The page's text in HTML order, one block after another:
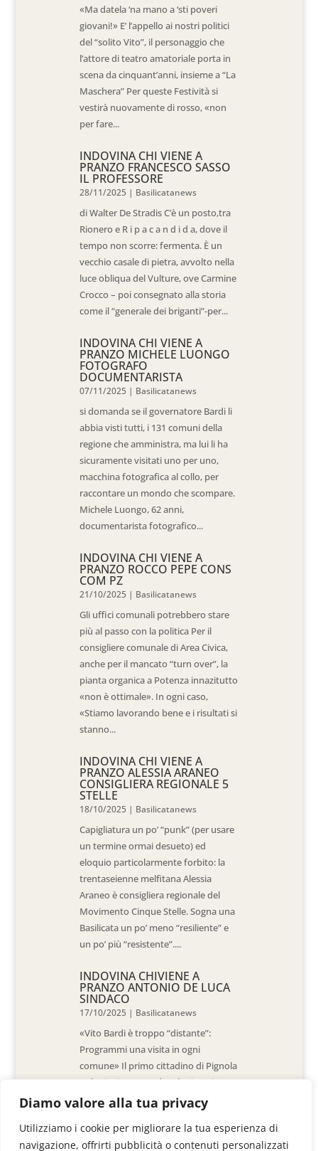
Diamo valore alla tua privacy
Utilizziamo i cookie per migliorare la tua esperienza di
navigazione, offrirti pubblicità o contenuti personalizzati
«Ma datela ‘na mano a ‘sti poveri
giovani!» E’ l’appello ai nostri politici
del “solito Vito”, il personaggio che
l’attore di teatro amatoriale porta in
scena da cinquant’anni, insieme a “La
Maschera” Per queste Festività si
vestirà nuovamente di rosso, «non
per fare...
INDOVINA CHI VIENE A
PRANZO FRANCESCO SASSO
IL PROFESSORE
28/11/2025 | Basilicatanews
di Walter De Stradis C’è un posto,tra
Rionero e R i p a c a n d i d a, dove il
tempo non scorre: fermenta. È un
vecchio casale di pietra, avvolto nella
luce obliqua del Vulture, ove Carmine
Crocco – poi consegnato alla storia
come il “generale dei briganti”-per...
INDOVINA CHI VIENE A
PRANZO MICHELE LUONGO
FOTOGRAFO
DOCUMENTARISTA
07/11/2025 | Basilicatanews
si domanda se il governatore Bardi li
abbia visti tutti, i 131 comuni della
regione che amministra, ma lui li ha
sicuramente visitati uno per uno,
macchina fotografica al collo, per
raccontare un mondo che scompare.
Michele Luongo, 62 anni,
documentarista fotografico...
INDOVINA CHI VIENE A
PRANZO ROCCO PEPE CONS
COM PZ
21/10/2025 | Basilicatanews
Gli uffici comunali potrebbero stare
più al passo con la politica Per il
consigliere comunale di Area Civica,
anche per il mancato “turn over”, la
pianta organica a Potenza innazitutto
«non è ottimale». In ogni caso,
«Stiamo lavorando bene e i risultati si
stanno...
INDOVINA CHI VIENE A
PRANZO ALESSIA ARANEO
CONSIGLIERA REGIONALE 5
STELLE
18/10/2025 | Basilicatanews
Capigliatura un po’ “punk” (per usare
un termine ormai desueto) ed
eloquio particolarmente forbito: la
trentaseienne melfitana Alessia
Araneo è consigliera regionale del
Movimento Cinque Stelle. Sogna una
Basilicata un po’ meno “resiliente” e
un po’ più “resistente”....
INDOVINA CHIVIENE A
PRANZO ANTONIO DE LUCA
SINDACO
17/10/2025 | Basilicatanews
«Vito Bardi è troppo “distante”:
Programmi una visita in ogni
comune» Il primo cittadino di Pignola
«L’ho invitato a vedere la situazione
al Pantano, ma non è venuto. La
sensazione è che -come sindaci-
siamo lasciati a noi stessi» di Walter
De Stradis In...